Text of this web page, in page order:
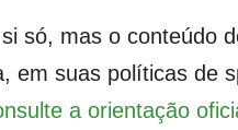
só, mas o conteúdo
em suas políticas de
a orientação